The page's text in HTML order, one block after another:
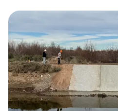
Autoridades y Organismos
Casa de Gobierno
Acerca de Río Negro
Historia
Geografía